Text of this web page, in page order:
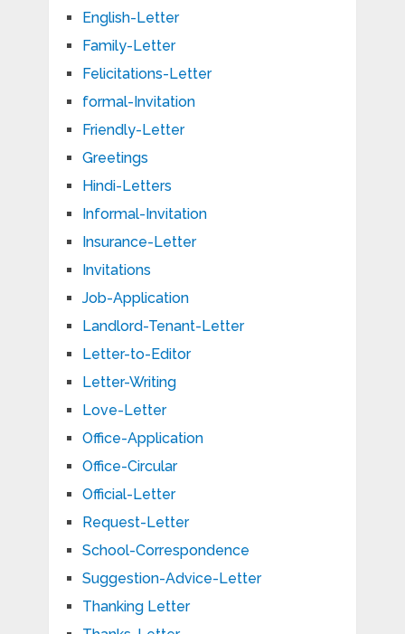
English-Letter
Family-Letter
Felicitations-Letter
formal-Invitation
Friendly-Letter
Greetings
Hindi-Letters
Informal-Invitation
Insurance-Letter
Invitations
Job-Application
Landlord-Tenant-Letter
Letter-to-Editor
Letter-Writing
Love-Letter
Office-Application
Office-Circular
Official-Letter
Request-Letter
School-Correspondence
Suggestion-Advice-Letter
Thanking Letter